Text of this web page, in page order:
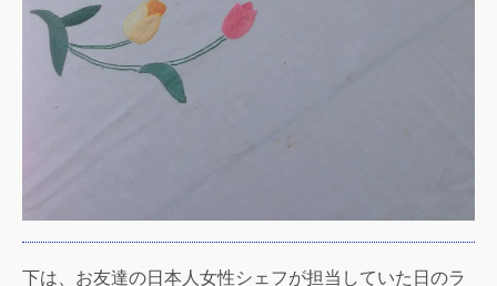
下は、お友達の日本人女性シェフが担当していた日のラ